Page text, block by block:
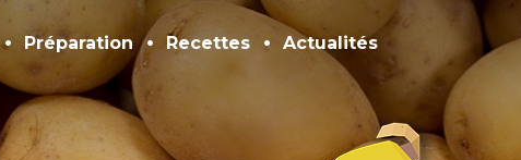
Préparation Recettes Actualités